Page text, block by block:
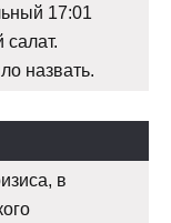
17:01
салат.
назвать.
в